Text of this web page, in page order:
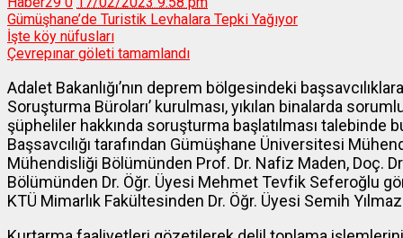
Gümüşhane’de Turistik Levhalara Tepki Yağıyor
İşte köy nüfusları
Çevrepınar göleti tamamlandı
Adalet Bakanlığı’nın deprem bölgesindeki
Soruşturma Büroları’ kurulması, yıkılan binalarda
şüpheliler hakkında soruşturma başlatılması talebinde
Başsavcılığı tarafından Gümüşhane Üniversitesi
Mühendisliği Bölümünden Prof. Dr. Nafiz Maden, Doç.
Bölümünden Dr. Öğr. Üyesi Mehmet Tevfik Seferoğlu
KTÜ Mimarlık Fakültesinden Dr. Öğr. Üyesi Semih